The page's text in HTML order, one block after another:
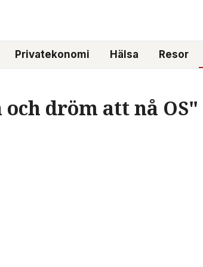
Privatekonomi Hälsa Resor
dröm att nå OS"